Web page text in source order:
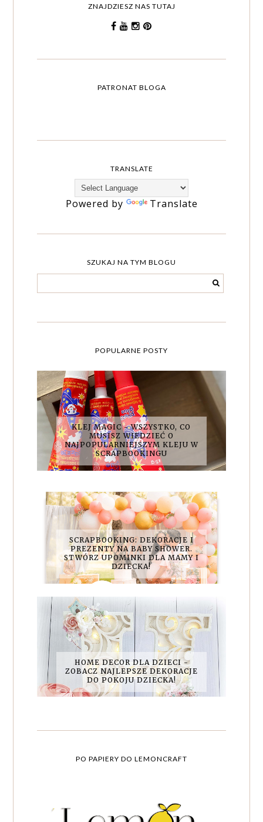
ZNAJDZIESZ NAS TUTAJ
PATRONAT BLOGA
TRANSLATE
Powered by Translate
SZUKAJ NA TYM BLOGU
POPULARNE POSTY
KLEJ MAGIC - WSZYSTKO, CO
MUSISZ WIEDZIEĆ O
NAJPOPULARNIEJSZYM KLEJU W
SCRAPBOOKINGU
SCRAPBOOKING: DEKORACJE I
PREZENTY NA BABY SHOWER.
STWÓRZ UPOMINKI DLA MAMY I
DZIECKA!
HOME DECOR DLA DZIECI -
ZOBACZ NAJLEPSZE DEKORACJE
DO POKOJU DZIECKA!
PO PAPIERY DO LEMONCRAFT